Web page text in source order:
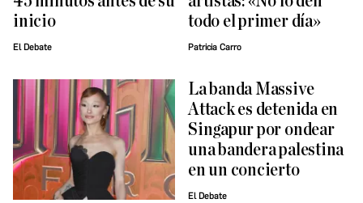
inicio
El Debate
todo el primer día»
Patricia Carro
La banda Massive
Attack es detenida en
Singapur por ondear
una bandera palestina
en un concierto
El Debate